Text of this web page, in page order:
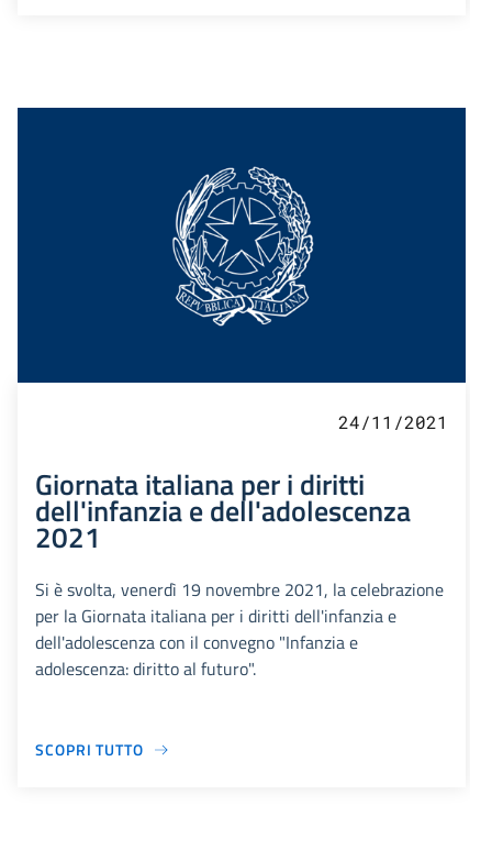
24/11/2021
Giornata italiana per i diritti
dell'infanzia e dell'adolescenza
2021
Si è svolta, venerdì 19 novembre 2021, la celebrazione
per la Giornata italiana per i diritti dell'infanzia e
dell'adolescenza con il convegno "Infanzia e
adolescenza: diritto al futuro".
SCOPRI TUTTO